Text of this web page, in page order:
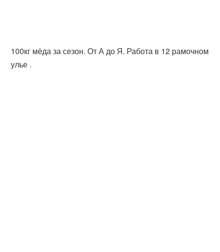
100кг мёда за сезон. От А до Я. Работа в 12 рамочном
улье .